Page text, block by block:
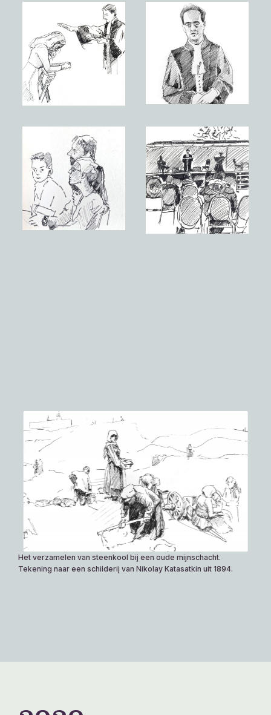
Het verzamelen van steenkool bij een oude mijnschacht.
Tekening naar een schilderij van Nikolay Katasatkin uit 1894.